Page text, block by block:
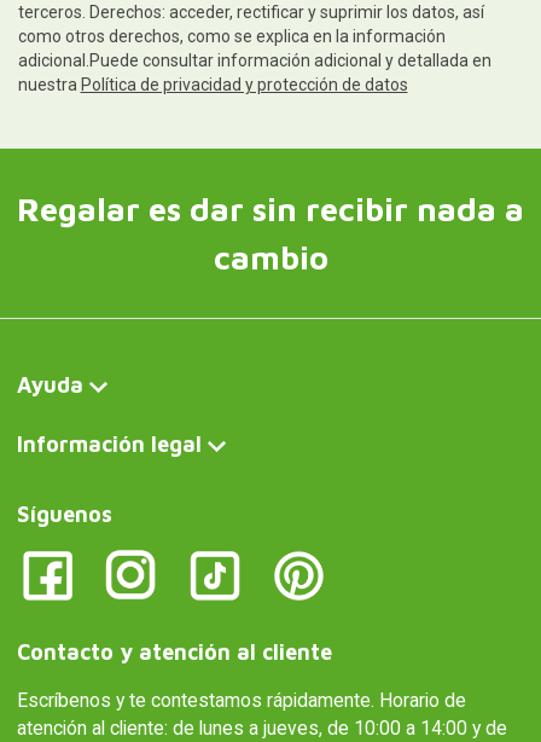
terceros. Derechos: acceder, rectificar y suprimir los datos, así
como otros derechos, como se explica en la información
adicional.Puede consultar información adicional y detallada en
nuestra Política de privacidad y protección de datos
Regalar es dar sin recibir nada a
cambio
Ayuda
Información legal
Síguenos
Contacto y atención al cliente
Escríbenos y te contestamos rápidamente. Horario de
atención al cliente: de lunes a jueves, de 10:00 a 14:00 y de